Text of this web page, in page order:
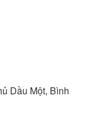
Dầu Một, Bình